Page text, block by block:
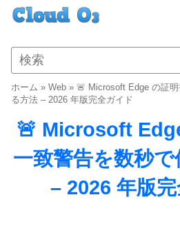
ホーム » Web » 🚨 Microsoft Edge の証
る方法 – 2026 年版完全ガイド
🚨 Microsoft
一致警告を数秒
– 2026 年版